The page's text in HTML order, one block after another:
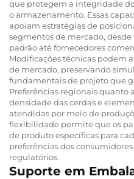
que protegem a integridade
o armazenamento. Essas
apoiam estratégias de
segmentos de mercado,
padrão até fornecedores
Modificações técnicas podem
de mercado, preservando
fundamentais de projeto que
Preferências regionais quanto
densidade das cerdas e
atendidas por meio de
flexibilidade permite que os
de produto específicas para
preferências dos
regulatórios.
Suporte em